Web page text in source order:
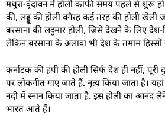
मथुरा-वृंदावन में होली काफी समय पहले से शुरू
की, लड्डू की होली वगैरह कई तरह की होली
बरसाना की लट्ठमार होली, जिसे देखने के लिए
लेकिन बरसाना के अलावा भी देश के तमाम हिस्‍सों
कर्नाटक की हंपी की होली सिर्फ देश ही नहीं, पूरी
पर लोकगीत गाए जाते हैं. नृत्य किया जाता है।
नदी में स्नान किया जाता है. इस होली का आनंद
भारत आते हैं।